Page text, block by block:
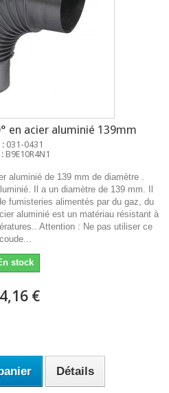
en acier aluminié 139mm
: 031-0431
B9E10R4N1
aluminié de 139 mm de diamètre .
Il a un diamètre de 139 mm. Il
fumisteries alimentés par du gaz, du
aluminié est un matériau résistant à
Attention : Ne pas utiliser ce
coude...
stock
€
Détails